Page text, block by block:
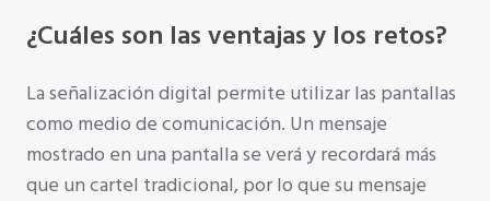
¿Cuáles son las ventajas y los retos?
La señalización digital permite utilizar las pantallas
como medio de comunicación. Un mensaje
mostrado en una pantalla se verá y recordará más
que un cartel tradicional, por lo que su mensaje